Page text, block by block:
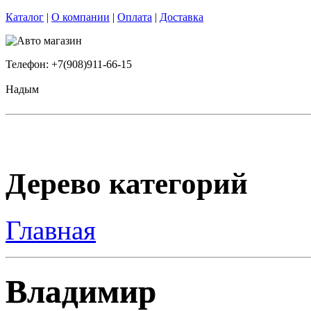
Каталог | О компании | Оплата | Доставка
Телефон: +7(908)911-66-15
Надым
Дерево категорий
Главная
Владимир